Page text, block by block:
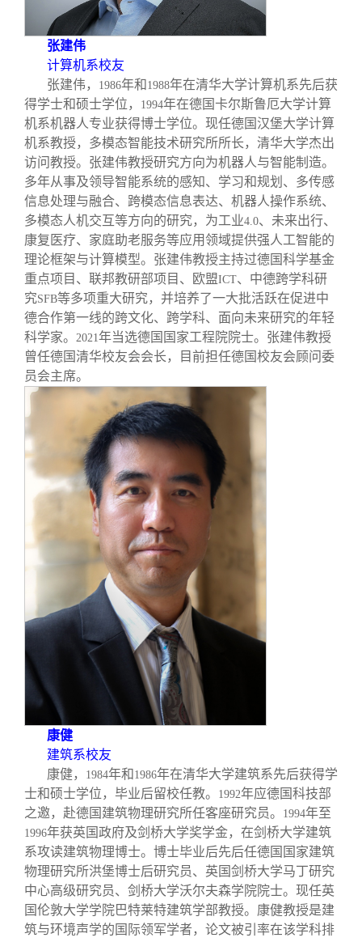
张建伟
计算机系校友
张建伟，
1986年和 1988年在清华大学计算机系先后获
得学士和硕士学位，
1994年在德国卡尔斯鲁厄大学计算
机系机器人专业获得博士学位。现任德国汉堡大学计算
机系教授，多模态智能技术研究所所长，清华大学杰出
访问教授。张建伟教授研究方向为机器人与智能制造。
多年从事及领导智能系统的感知、学习和规划、多传感
信息处理与融合、跨模态信息表达、机器人操作系统、
多模态人机交互等方向的研究，为工业4.0、未来出行、
康复医疗、家庭助老服务等应用领域提供强人工智能的
理论框架与计算模型。张建伟教授主持过德国科学基金
重点项目、联邦教研部项目、欧盟ICT、中德跨学科研
究SFB等多项重大研究，并培养了一大批活跃在促进中
德合作第一线的跨文化、跨学科、面向未来研究的年轻
科学家。
2021年当选德国国家工程院院士。张建伟教授
曾任德国清华校友会会长，目前担任德国校友会顾问委
员会主席。
康健
建筑系校友
康健，
1984年和 1986年在清华大学建筑系先后获得学
士和硕士学位，毕业后留校任教。
1992年应德国科技部
之邀，赴德国建筑物理研究所任客座研究员。
1994年至
1996年获英国政府及剑桥大学奖学金，在剑桥大学建筑
系攻读建筑物理博士。博士毕业后先后任德国国家建筑
物理研究所洪堡博士后研究员、英国剑桥大学马丁研究
中心高级研究员、剑桥大学沃尔夫森学院院士。现任英
国伦敦大学学院巴特莱特建筑学部教授。康健教授是建
筑与环境声学的国际领军学者，论文被引率在该学科排